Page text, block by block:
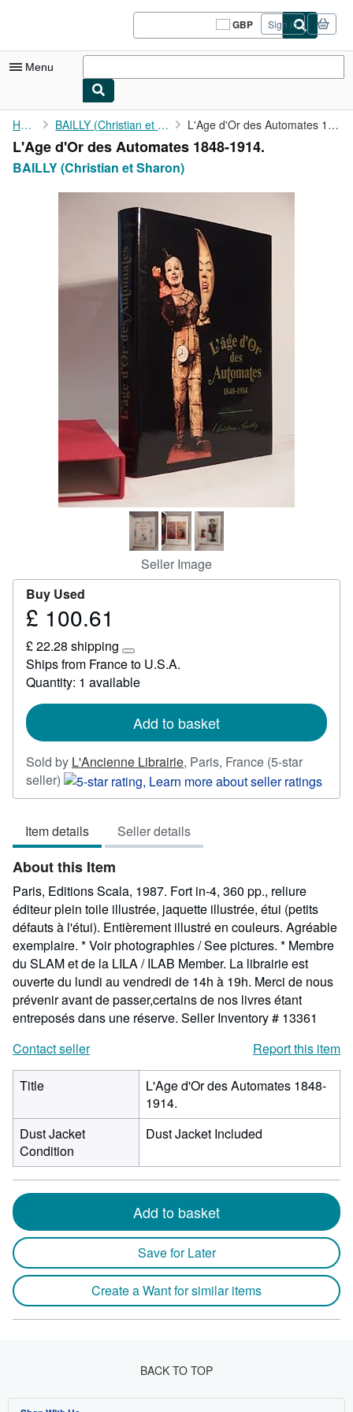
GBP
Site
shopping
Sign in
Menu
My Account
My Purchases
Art & Collectables
CLOSE
Home BAILLY (Christian et Sharon) L'Age d'Or des Automates 1848-1914.
L'Age d'Or des Automates 1848-1914.
BAILLY (Christian et Sharon)
Seller Image
Buy Used
Price
100.61
£ 100.61
£ 22.28 shipping
Learn
more
about
rates
Ships from France to U.S.A.
Quantity: 1 available
Add to basket
Sold by L'Ancienne Librairie, Paris, France (5-star
seller) Seller
rating
out
of
5
stars
Item details Seller details
About this Item
Paris, Editions Scala, 1987. Fort in-4, 360 pp., reliure
éditeur plein toile illustrée, jaquette illustrée, étui (petits
défauts à l'étui). Entièrement illustré en couleurs. Agréable
exemplaire. * Voir photographies / See pictures. * Membre
du SLAM et de la LILA / ILAB Member. La librairie est
ouverte du lundi au vendredi de 14h à 19h. Merci de nous
prévenir avant de passer,certains de nos livres étant
entreposés dans une réserve. Seller Inventory # 13361
Contact seller
Report this item
Title
L'Age d'Or des Automates 1848-
1914.
Dust Jacket
Condition
Dust Jacket Included
Add to basket
Save for Later
Create a Want for similar items
BACK TO TOP